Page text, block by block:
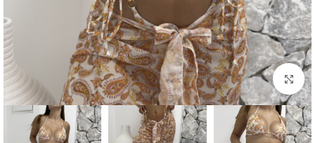
Click to enlarge